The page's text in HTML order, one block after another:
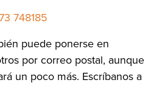
748185
puede ponerse en
por correo postal, aunque
un poco más. Escríbanos a